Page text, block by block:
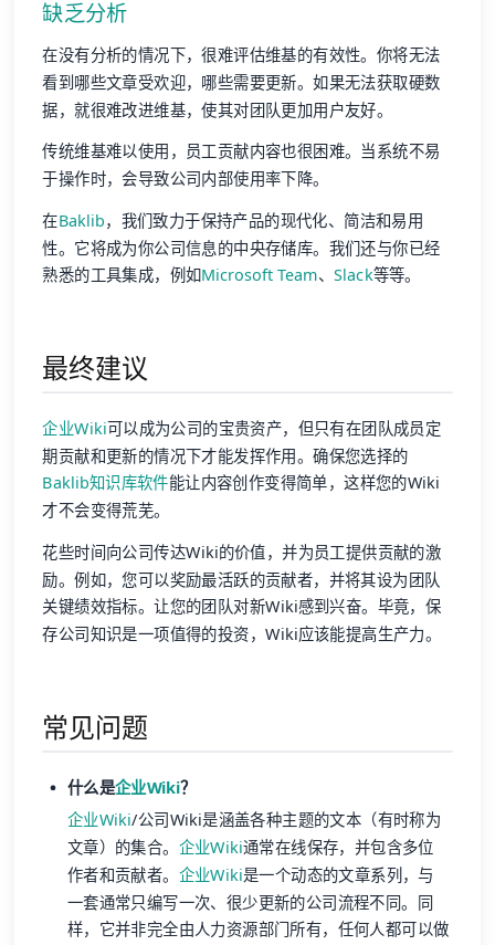
缺乏分析
在没有分析的情况下，很难评估维基的有效性。你将无法
看到哪些文章受欢迎，哪些需要更新。如果无法获取硬数
据，就很难改进维基，使其对团队更加用户友好。
传统维基难以使用，员工贡献内容也很困难。当系统不易
于操作时，会导致公司内部使用率下降。
在Baklib，我们致力于保持产品的现代化、简洁和易用
性。它将成为你公司信息的中央存储库。我们还与你已经
熟悉的工具集成，例如Microsoft Team、Slack等等。
最终建议
企业Wiki可以成为公司的宝贵资产，但只有在团队成员定
期贡献和更新的情况下才能发挥作用。确保您选择的
Baklib知识库软件能让内容创作变得简单，这样您的Wiki
才不会变得荒芜。
花些时间向公司传达Wiki的价值，并为员工提供贡献的激
励。例如，您可以奖励最活跃的贡献者，并将其设为团队
关键绩效指标。让您的团队对新Wiki感到兴奋。毕竟，保
存公司知识是一项值得的投资，Wiki应该能提高生产力。
常见问题
什么是企业Wiki？
企业Wiki/公司Wiki是涵盖各种主题的文本（有时称为
文章）的集合。 企业Wiki通常在线保存，并包含多位
作者和贡献者。 企业Wiki是一个动态的文章系列，与
一套通常只编写一次、很少更新的公司流程不同。同
样，它并非完全由人力资源部门所有，任何人都可以做